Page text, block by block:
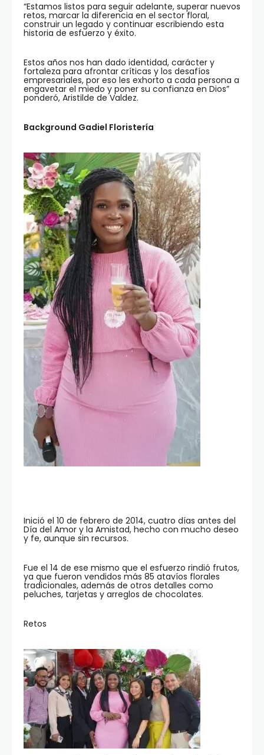
“Estamos listos para seguir adelante, superar nuevos
retos, marcar la diferencia en el sector floral,
construir un legado y continuar escribiendo esta
historia de esfuerzo y éxito.
Estos años nos han dado identidad, carácter y
fortaleza para afrontar críticas y los desafíos
empresariales, por eso les exhorto a cada persona a
engavetar el miedo y poner su confianza en Dios”
ponderó, Aristilde de Valdez.
Background Gadiel Floristería
Inició el 10 de febrero de 2014, cuatro días antes del
Día del Amor y la Amistad, hecho con mucho deseo
y fe, aunque sin recursos.
Fue el 14 de ese mismo que el esfuerzo rindió frutos,
ya que fueron vendidos más 85 atavíos florales
tradicionales, además de otros detalles como
peluches, tarjetas y arreglos de chocolates.
Retos